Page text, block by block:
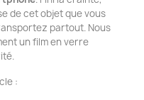
de cet objet que vous
partout. Nous
un film en verre
: